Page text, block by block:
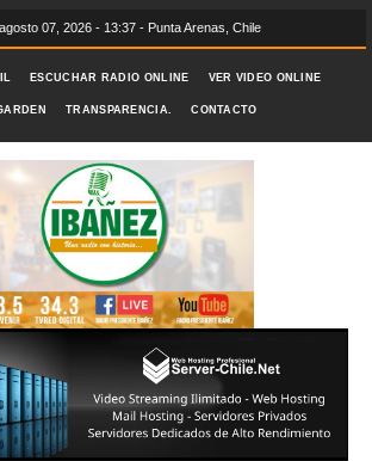
07, 2026 - 13:37 - Punta Arenas, Chile
ESCUCHAR RADIO ONLINE VER VIDEO ONLINE
TRANSPARENCIA. CONTACTO